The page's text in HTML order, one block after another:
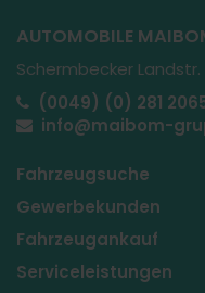
AUTOMOBILE
Schermbecker Landstr.
(0049) (0) 281
info@maibom-
Fahrzeugsuche
Gewerbekunden
Fahrzeugankauf
Serviceleistungen